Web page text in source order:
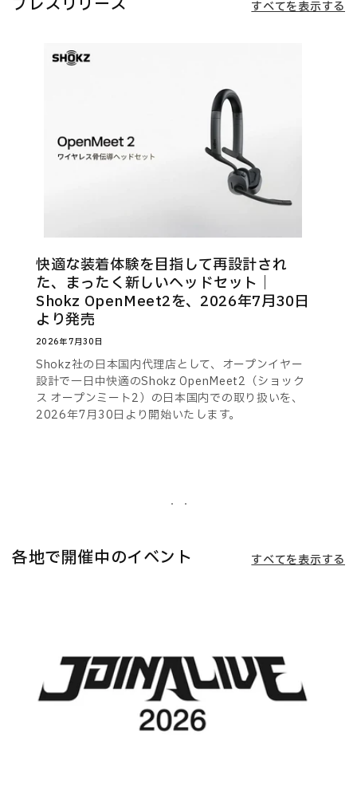
プレスリリース すべてを表示する
快適な装着体験を目指して再設計され
た、まったく新しいヘッドセット｜
Shokz OpenMeet2を、2026年7月30日
より発売
2026年7月30日
Shokz社の日本国内代理店として、オープンイヤー
設計で一日中快適のShokz OpenMeet2（ショック
ス オープンミート2）の日本国内での取り扱いを、
2026年7月30日より開始いたします。
各地で開催中のイベント すべてを表示する